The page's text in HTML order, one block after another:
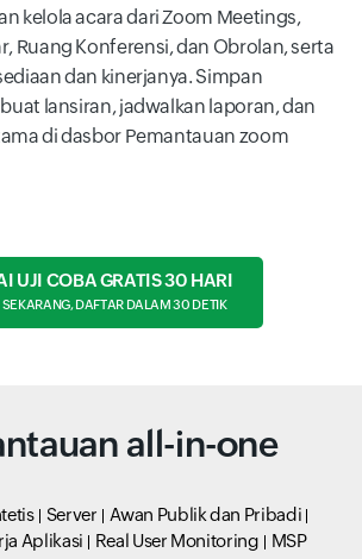
kelola acara dari Zoom Meetings,
Ruang Konferensi, dan Obrolan, serta
dan kinerjanya. Simpan
lansiran, jadwalkan laporan, dan
di dasbor Pemantauan zoom
UJI COBA GRATIS 30 HARI
DAFTAR DALAM 30 DETIK
all-in-one
Server
Awan Publik dan Pribadi
Aplikasi Real User Monitoring MSP